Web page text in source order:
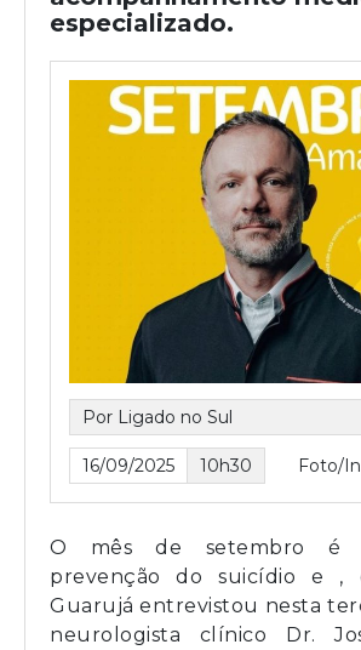
especializado.
Por Ligado no Sul
16/09/2025 10h30 Foto/
O mês de setembro é
prevenção do suicídio e ,
Guarujá entrevistou nesta
neurologista clínico Dr.